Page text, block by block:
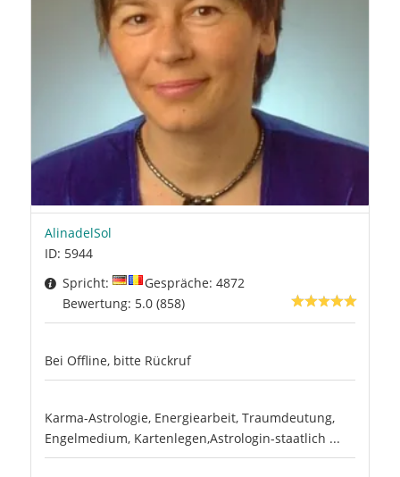
AlinadelSol
ID: 5944
Spricht:
Gespräche: 4872
Bewertung: 5.0 (858)
Bei Offline, bitte Rückruf
Karma-Astrologie, Energiearbeit, Traumdeutung,
Engelmedium, Kartenlegen,Astrologin-staatlich ...